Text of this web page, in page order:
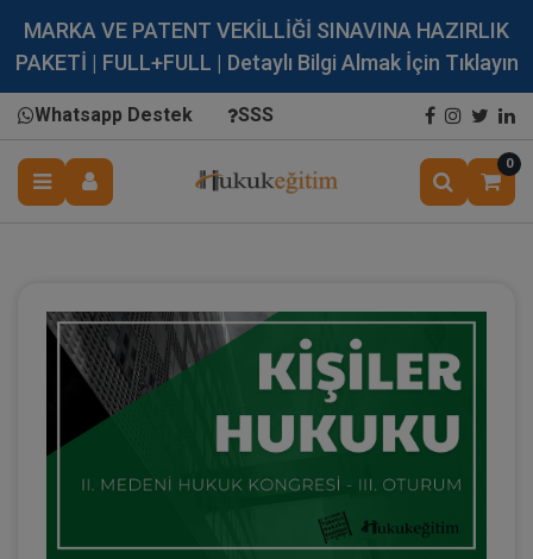
MARKA VE PATENT VEKİLLİĞİ SINAVINA HAZIRLIK
PAKETİ | FULL+FULL | Detaylı Bilgi Almak İçin Tıklayın
Whatsapp Destek SSS
0